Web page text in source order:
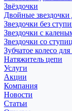
Звёздочки
Двойные
Звездочки без
Звездочки с
Звездочки со
Зубчатое колесо
Натяжитель цепи
Услуги
Акции
Компания
Новости
Статьи